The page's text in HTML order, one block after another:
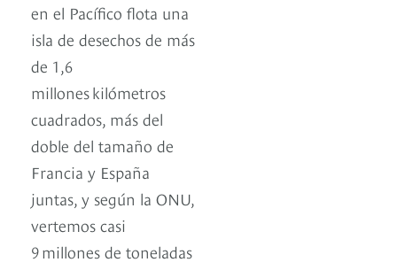
en el Pacífico flota una
isla de desechos de más
de 1,6
millones kilómetros
cuadrados, más del
doble del tamaño de
Francia y España
juntas, y según la ONU,
vertemos casi
9 millones de toneladas